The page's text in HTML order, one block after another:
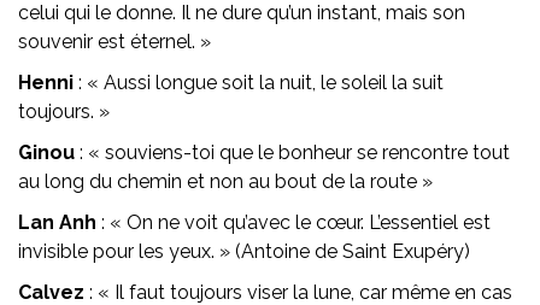
celui qui le donne. Il ne dure qu’un instant, mais son
souvenir est éternel. »
Henni : « Aussi longue soit la nuit, le soleil la suit
toujours. »
Ginou : « souviens-toi que le bonheur se rencontre tout
au long du chemin et non au bout de la route »
Lan Anh : « On ne voit qu’avec le cœur. L’essentiel est
invisible pour les yeux. » (Antoine de Saint Exupéry)
Calvez : « Il faut toujours viser la lune, car même en cas